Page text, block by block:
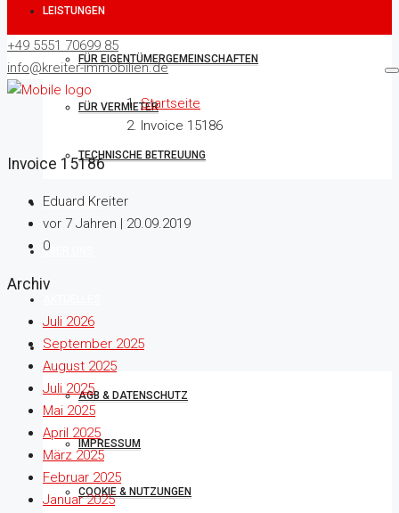
LEISTUNGEN
FÜR EIGENTÜMERGEMEINSCHAFTEN
FÜR VERMIETER
TECHNISCHE BETREUUNG
IMMOBILIEN
ÜBER UNS
RECHTLICHES
AGB & DATENSCHUTZ
IMPRESSUM
COOKIE & NUTZUNGEN
+49 5551 70699 85
info@kreiter-immobilien.de
Startseite
Invoice 15186
Invoice 15186
Eduard Kreiter
vor 7 Jahren | 20.09.2019
0
Archiv
Juli 2026
September 2025
August 2025
Juli 2025
Mai 2025
April 2025
März 2025
Februar 2025
Januar 2025